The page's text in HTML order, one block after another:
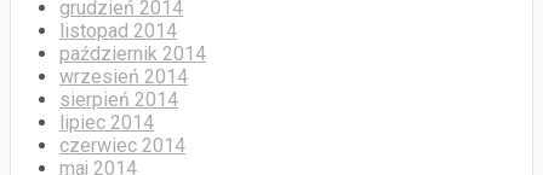
grudzień 2014
listopad 2014
październik 2014
wrzesień 2014
sierpień 2014
lipiec 2014
czerwiec 2014
maj 2014